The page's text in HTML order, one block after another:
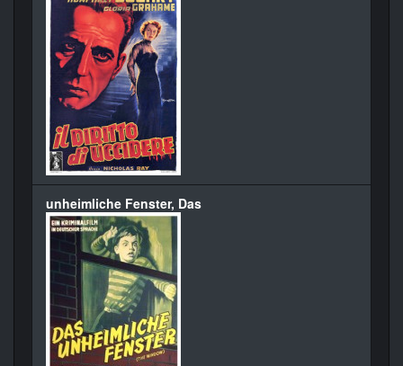
unheimliche Fenster, Das